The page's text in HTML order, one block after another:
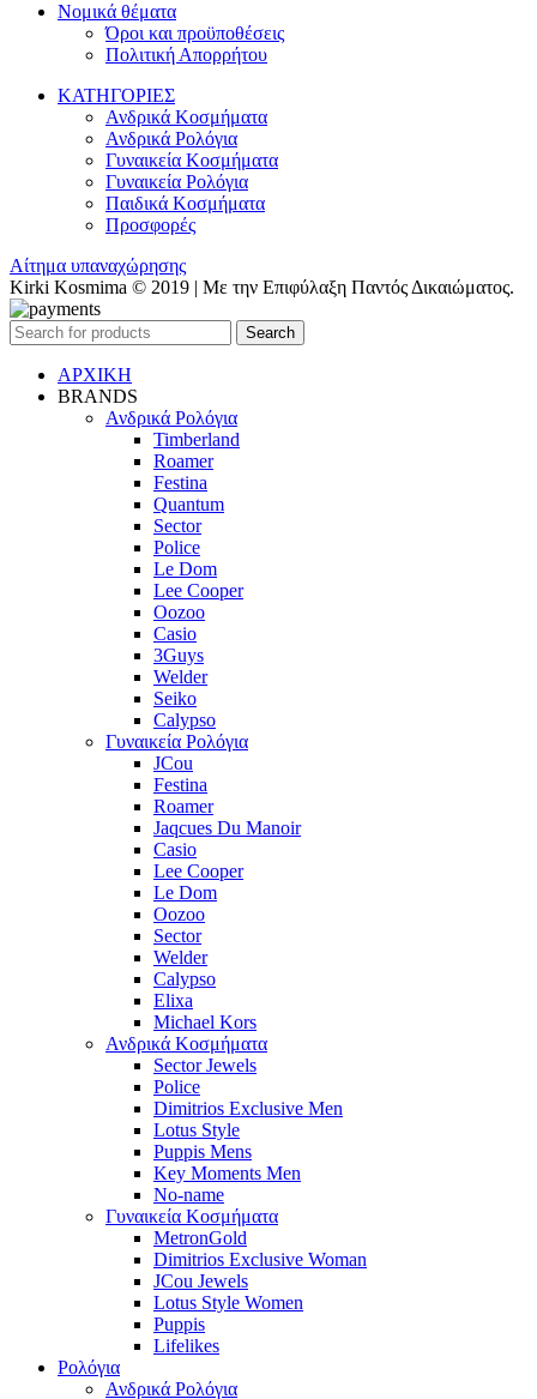
Νομικά θέματα
Όροι και προϋποθέσεις
Πολιτική Απορρήτου
ΚΑΤΗΓΟΡΙΕΣ
Ανδρικά Κοσμήματα
Ανδρικά Ρολόγια
Γυναικεία Κοσμήματα
Γυναικεία Ρολόγια
Παιδικά Κοσμήματα
Προσφορές
Αίτημα υπαναχώρησης
Kirki Kosmima © 2019 | Με την Επιφύλαξη Παντός Δικαιώματος.
Search
ΑΡΧΙΚΗ
BRANDS
Ανδρικά Ρολόγια
Timberland
Roamer
Festina
Quantum
Sector
Police
Le Dom
Lee Cooper
Oozoo
Casio
3Guys
Welder
Seiko
Calypso
Γυναικεία Ρολόγια
JCou
Festina
Roamer
Jaqcues Du Manoir
Casio
Lee Cooper
Le Dom
Oozoo
Sector
Welder
Calypso
Elixa
Michael Kors
Ανδρικά Κοσμήματα
Sector Jewels
Police
Dimitrios Exclusive Men
Lotus Style
Puppis Mens
Key Moments Men
No-name
Γυναικεία Κοσμήματα
MetronGold
Dimitrios Exclusive Woman
JCou Jewels
Lotus Style Women
Puppis
Lifelikes
Ρολόγια
Ανδρικά Ρολόγια